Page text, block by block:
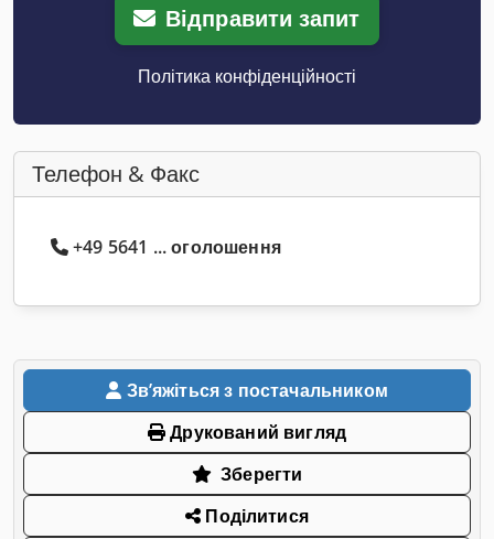
Відправити запит
Політика конфіденційності
Телефон & Факс
+49 5641 ... оголошення
Звʼяжіться з постачальником
Друкований вигляд
Зберегти
Поділитися